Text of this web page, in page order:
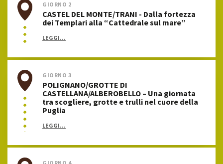
GIORNO 2
CASTEL DEL MONTE/TRANI - Dalla fortezza
dei Templari alla “Cattedrale sul mare”
LEGGI...
GIORNO 3
POLIGNANO/GROTTE DI
CASTELLANA/ALBEROBELLO – Una giornata
tra scogliere, grotte e trulli nel cuore della
Puglia
LEGGI...